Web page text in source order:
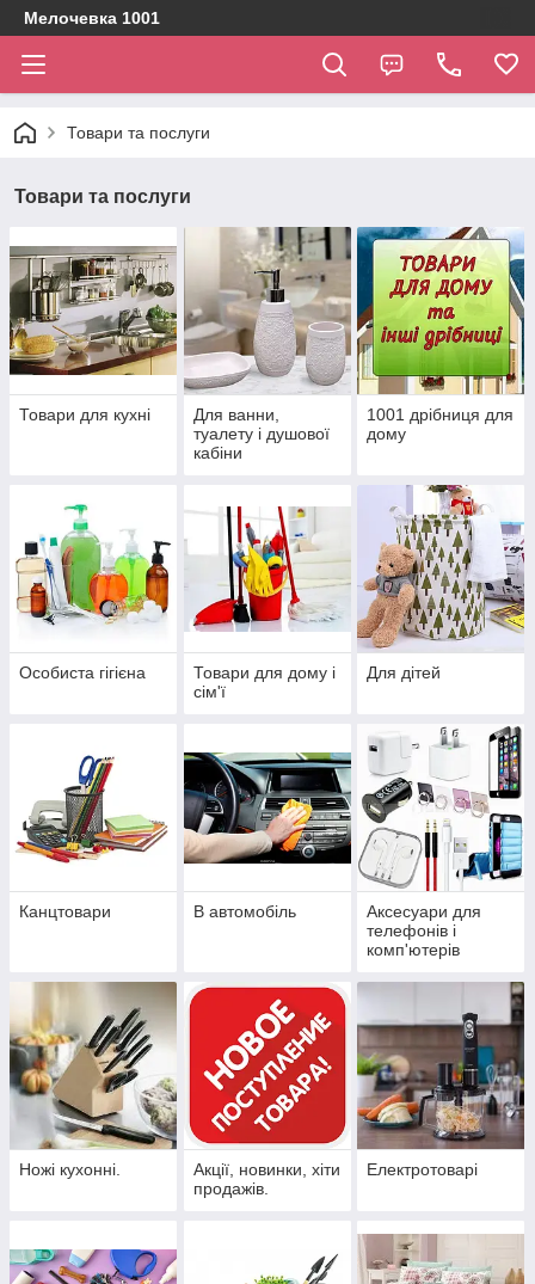
Мелочевка 1001
Товари та послуги
Товари та послуги
Товари для кухні
Для ванни,
туалету і душової
кабіни
1001 дрібниця для
дому
Особиста гігієна
Товари для дому і
сім'ї
Для дітей
Канцтовари В автомобіль
Аксесуари для
телефонів і
комп'ютерів
Ножі кухонні.
Акції, новинки, хіти
продажів.
Електротоварі